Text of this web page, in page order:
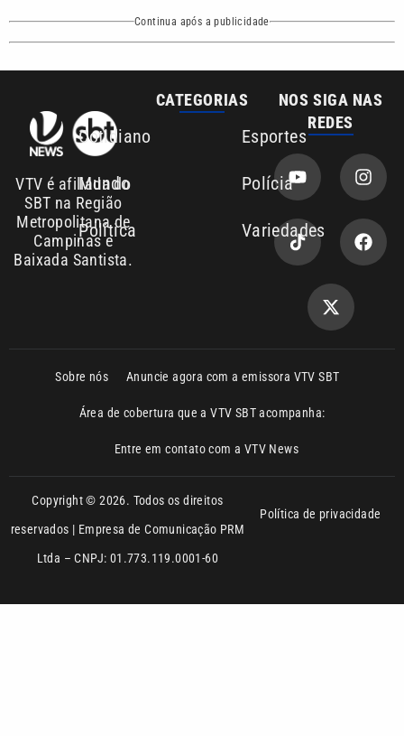
Continua após a publicidade
VTV é afiliada do
SBT na Região
Metropolitana de
Campinas e
Baixada Santista.
CATEGORIAS
Cotidiano Esportes
Mundo Polícia
Política Variedades
NOS SIGA NAS
REDES
Sobre nós Anuncie agora com a emissora VTV SBT
Área de cobertura que a VTV SBT acompanha:
Entre em contato com a VTV News
Copyright © 2026. Todos os direitos
reservados | Empresa de Comunicação PRM
Ltda – CNPJ: 01.773.119.0001-60
Política de privacidade